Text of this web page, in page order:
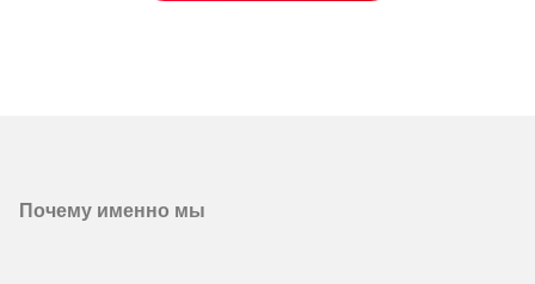
Почему именно мы